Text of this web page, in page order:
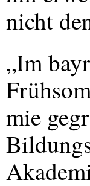
nicht
„Im
mie